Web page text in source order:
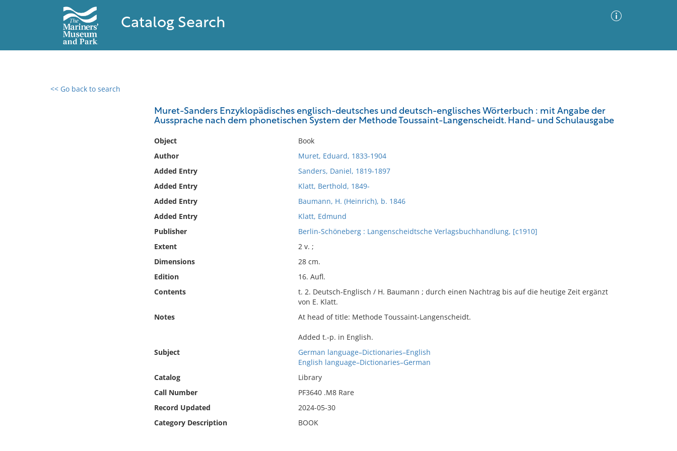
Catalog Search
<< Go back to search
Muret-Sanders Enzyklopädisches englisch-deutsches und deutsch-englisches Wörterbuch : mit Angabe der
Aussprache nach dem phonetischen System der Methode Toussaint-Langenscheidt. Hand- und Schulausgabe
Object
Book
Author
Muret, Eduard, 1833-1904
Added Entry
Sanders, Daniel, 1819-1897
Added Entry
Klatt, Berthold, 1849-
Added Entry
Baumann, H. (Heinrich), b. 1846
Added Entry
Klatt, Edmund
Publisher
Berlin-Schöneberg : Langenscheidtsche Verlagsbuchhandlung, [c1910]
Extent
2 v. ;
Dimensions
28 cm.
Edition
16. Aufl.
Contents
t. 2. Deutsch-Englisch / H. Baumann ; durch einen Nachtrag bis auf die heutige Zeit ergänzt
von E. Klatt.
Notes
At head of title: Methode Toussaint-Langenscheidt.
Added t.-p. in English.
Subject
German language–Dictionaries–English
English language–Dictionaries–German
Catalog
Library
Call Number
PF3640 .M8 Rare
Record Updated
2024-05-30
Category Description
BOOK
0 results found